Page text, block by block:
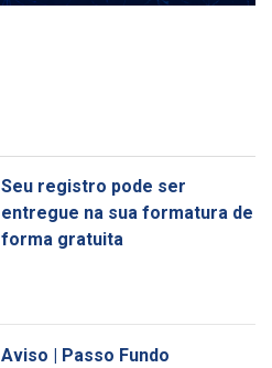
Seu registro pode ser
entregue na sua formatura de
forma gratuita
Aviso | Passo Fundo